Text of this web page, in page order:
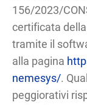
156/2023/
certificata
tramite il
alla pagina
nemesys/.
peggiorativi